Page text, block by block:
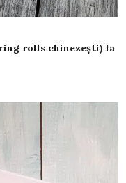
rolls chinezești) la